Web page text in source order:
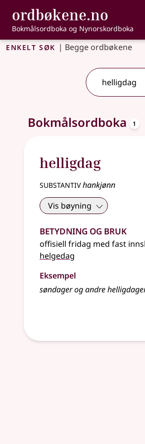
Gå til hovedinnhold
Tilgjengelighet
ordbøkene.no ,
Bokmålsordboka og Nynorskordboka
Enkelt søk | Begge ordbøkene
Bokmålsordboka 1
helligdag
substantivhankjønn
Vis bøyning
Betydning og bruk
offisiell fridag med fast
helgedag
Eksempel
søndager og andre